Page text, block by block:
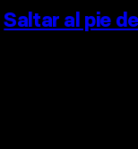
Saltar al pie de